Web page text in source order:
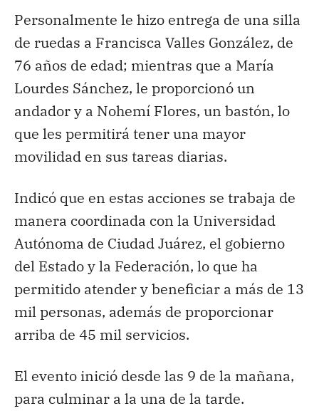
Personalmente le hizo entrega de una silla
de ruedas a Francisca Valles González, de
76 años de edad; mientras que a María
Lourdes Sánchez, le proporcionó un
andador y a Nohemí Flores, un bastón, lo
que les permitirá tener una mayor
movilidad en sus tareas diarias.
Indicó que en estas acciones se trabaja de
manera coordinada con la Universidad
Autónoma de Ciudad Juárez, el gobierno
del Estado y la Federación, lo que ha
permitido atender y beneficiar a más de 13
mil personas, además de proporcionar
arriba de 45 mil servicios.
El evento inició desde las 9 de la mañana,
para culminar a la una de la tarde.